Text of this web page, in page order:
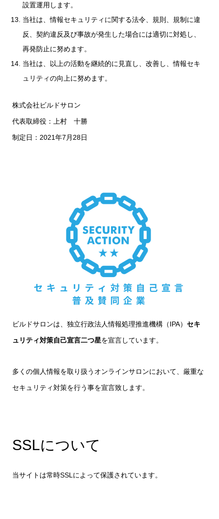
設置運用します。
当社は、情報セキュリティに関する法令、規則、規制に違
反、契約違反及び事故が発生した場合には適切に対処し、
再発防止に努めます。
当社は、以上の活動を継続的に見直し、改善し、情報セキ
ュリティの向上に努めます。
株式会社ビルドサロン
代表取締役：上村 十勝
制定日：2021年7月28日
ビルドサロンは、独立行政法人情報処理推進機構（IPA） セキ
ュリティ対策自己宣言二つ星を宣言しています。
多くの個人情報を取り扱うオンラインサロンにおいて、厳重な
セキュリティ対策を行う事を宣言致します。
SSLについて
当サイトは常時SSLによって保護されています。